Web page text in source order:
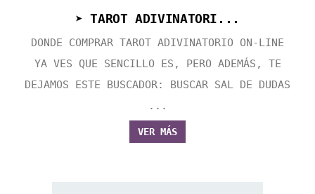
➤ TAROT ADIVINATORI...
DONDE COMPRAR TAROT ADIVINATORIO ON-LINE
YA VES QUE SENCILLO ES, PERO ADEMÁS, TE
DEJAMOS ESTE BUSCADOR: BUSCAR SAL DE DUDAS
...
VER MÁS